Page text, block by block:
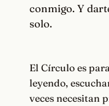
conmigo. Y
solo.
El Círculo es
leyendo,
veces necesitan